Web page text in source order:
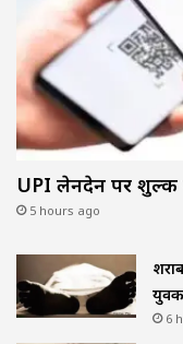
UPI लेनदेन पर शुल्क
5 hours ago
6